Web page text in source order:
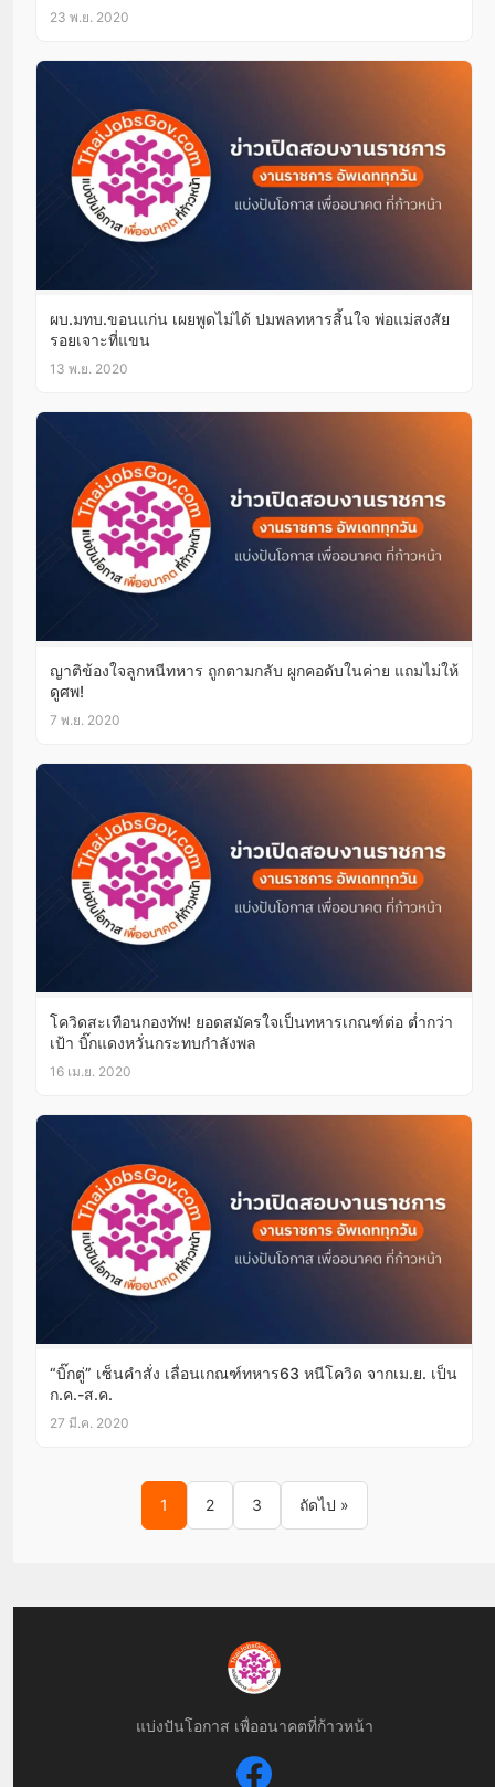
23 พ.ย. 2020
ผบ.มทบ.ขอนแก่น เผยพูดไม่ได้ ปมพลทหารสิ้นใจ พ่อแม่สงสัย
รอยเจาะที่แขน
13 พ.ย. 2020
ญาติข้องใจลูกหนีทหาร ถูกตามกลับ ผูกคอดับในค่าย แถมไม่ให้
ดูศพ!
7 พ.ย. 2020
โควิดสะเทือนกองทัพ! ยอดสมัครใจเป็นทหารเกณฑ์ต่อ ต่ำกว่า
เป้า บิ๊กแดงหวั่นกระทบกำลังพล
16 เม.ย. 2020
“บิ๊กตู่” เซ็นคำสั่ง เลื่อนเกณฑ์ทหาร63 หนีโควิด จากเม.ย. เป็น
ก.ค.-ส.ค.
27 มี.ค. 2020
Posts pagination
1 2 3 ถัดไป »
แบ่งปันโอกาส เพื่ออนาคตที่ก้าวหน้า